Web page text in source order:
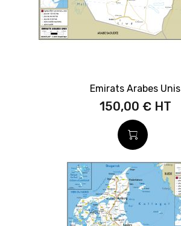
Emirats Arabes Unis
150,00 €